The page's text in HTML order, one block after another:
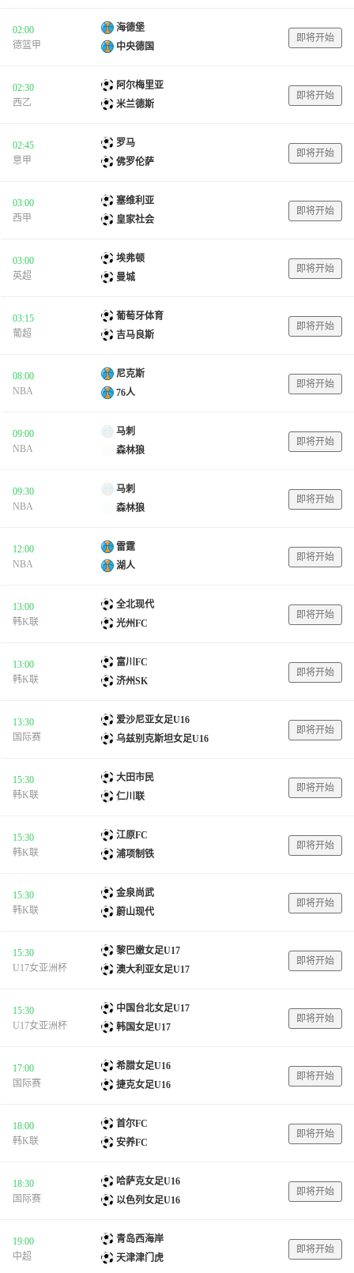
02:00
德篮甲
海德堡
中央德国
即将开始
02:30
西乙
阿尔梅里亚
米兰德斯
即将开始
02:45
意甲
罗马
佛罗伦萨
即将开始
03:00
西甲
塞维利亚
皇家社会
即将开始
03:00
英超
埃弗顿
曼城
即将开始
03:15
葡超
葡萄牙体育
吉马良斯
即将开始
08:00
NBA
尼克斯
76人
即将开始
09:00
NBA
马刺
森林狼
即将开始
09:30
NBA
马刺
森林狼
即将开始
12:00
NBA
雷霆
湖人
即将开始
13:00
韩K联
全北现代
光州FC
即将开始
13:00
韩K联
富川FC
济州SK
即将开始
13:30
国际赛
爱沙尼亚女足U16
乌兹别克斯坦女足U16
即将开始
15:30
韩K联
大田市民
仁川联
即将开始
15:30
韩K联
江原FC
浦项制铁
即将开始
15:30
韩K联
金泉尚武
蔚山现代
即将开始
15:30
U17女亚洲杯
黎巴嫩女足U17
澳大利亚女足U17
即将开始
15:30
U17女亚洲杯
中国台北女足U17
韩国女足U17
即将开始
17:00
国际赛
希腊女足U16
捷克女足U16
即将开始
18:00
韩K联
首尔FC
安养FC
即将开始
18:30
国际赛
哈萨克女足U16
以色列女足U16
即将开始
19:00
中超
青岛西海岸
天津津门虎
即将开始